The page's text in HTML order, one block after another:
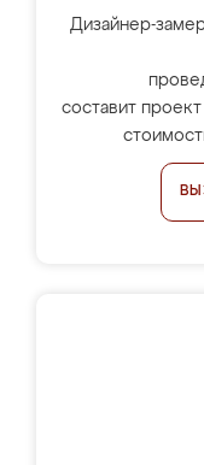
Дизайнер-
составит